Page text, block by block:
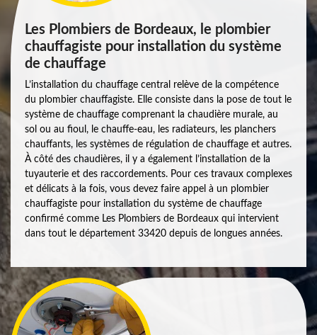
Les Plombiers de Bordeaux, le plombier
chauffagiste pour installation du système
de chauffage
L’installation du chauffage central relève de la compétence
du plombier chauffagiste. Elle consiste dans la pose de tout le
système de chauffage comprenant la chaudière murale, au
sol ou au fioul, le chauffe-eau, les radiateurs, les planchers
chauffants, les systèmes de régulation de chauffage et autres.
À côté des chaudières, il y a également l’installation de la
tuyauterie et des raccordements. Pour ces travaux complexes
et délicats à la fois, vous devez faire appel à un plombier
chauffagiste pour installation du système de chauffage
confirmé comme Les Plombiers de Bordeaux qui intervient
dans tout le département 33420 depuis de longues années.